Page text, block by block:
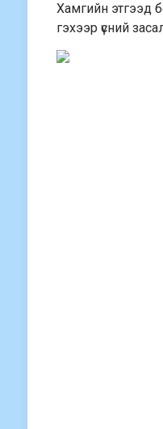
Хамгийн этгээд
гэхээр үсний